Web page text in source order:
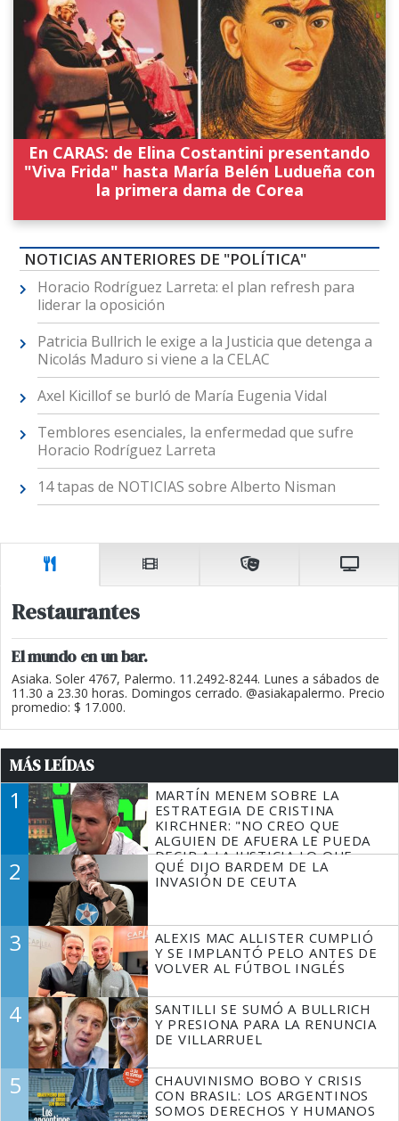
En CARAS: de Elina Costantini presentando
"Viva Frida" hasta María Belén Ludueña con
la primera dama de Corea
NOTICIAS ANTERIORES DE "POLÍTICA"
Horacio Rodríguez Larreta: el plan refresh para
liderar la oposición
Patricia Bullrich le exige a la Justicia que detenga a
Nicolás Maduro si viene a la CELAC
Axel Kicillof se burló de María Eugenia Vidal
Temblores esenciales, la enfermedad que sufre
Horacio Rodríguez Larreta
14 tapas de NOTICIAS sobre Alberto Nisman
Restaurantes
El mundo en un bar.
Asiaka. Soler 4767, Palermo. 11.2492-8244. Lunes a sábados de
11.30 a 23.30 horas. Domingos cerrado. @asiakapalermo. Precio
promedio: $ 17.000.
MÁS LEÍDAS
1
MARTÍN MENEM SOBRE LA
ESTRATEGIA DE CRISTINA
KIRCHNER: "NO CREO QUE
ALGUIEN DE AFUERA LE PUEDA
DECIR A LA JUSTICIA LO QUE
TIENE QUE HACER"
2
QUÉ DIJO BARDEM DE LA
INVASIÓN DE CEUTA
3
ALEXIS MAC ALLISTER CUMPLIÓ
Y SE IMPLANTÓ PELO ANTES DE
VOLVER AL FÚTBOL INGLÉS
4
SANTILLI SE SUMÓ A BULLRICH
Y PRESIONA PARA LA RENUNCIA
DE VILLARRUEL
5
CHAUVINISMO BOBO Y CRISIS
CON BRASIL: LOS ARGENTINOS
SOMOS DERECHOS Y HUMANOS